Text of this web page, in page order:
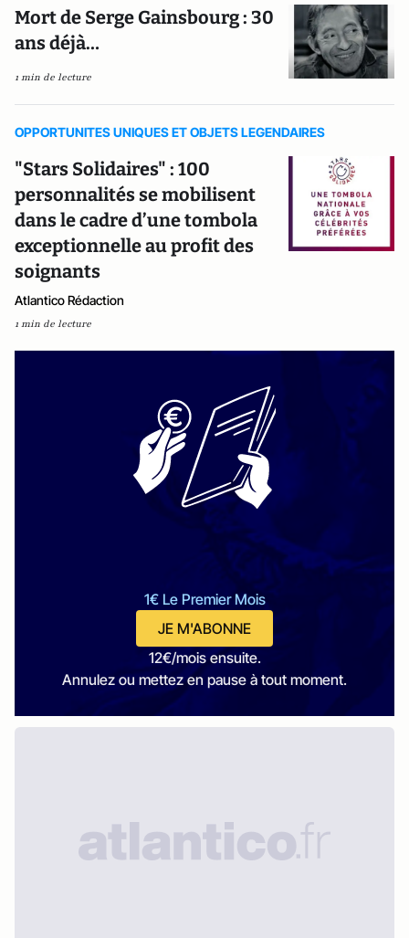
Mort de Serge Gainsbourg : 30
ans déjà…
1 min de lecture
OPPORTUNITES UNIQUES ET OBJETS LEGENDAIRES
"Stars Solidaires" : 100
personnalités se mobilisent
dans le cadre d’une tombola
exceptionnelle au profit des
soignants
Atlantico Rédaction
1 min de lecture
1€ Le Premier Mois
JE M'ABONNE
12€/mois ensuite.
Annulez ou mettez en pause à tout moment.